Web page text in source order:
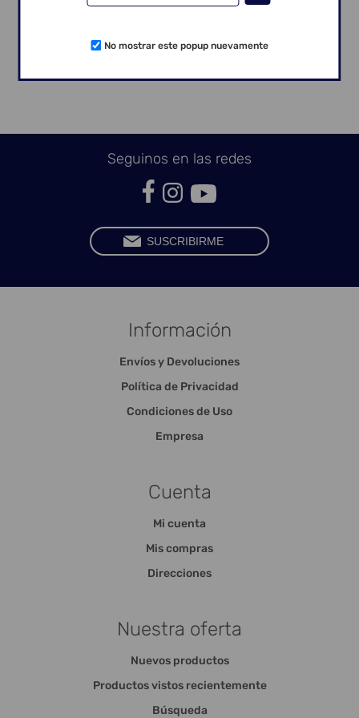
Torque de instalación recomendado hasta 60
Seguinos en las redes
Información
Envíos y Devoluciones
Política de Privacidad
Condiciones de Uso
Empresa
Cuenta
Mi cuenta
Mis compras
Direcciones
Nuestra oferta
Nuevos productos
Productos vistos recientemente
Búsqueda
No mostrar este popup nuevamente